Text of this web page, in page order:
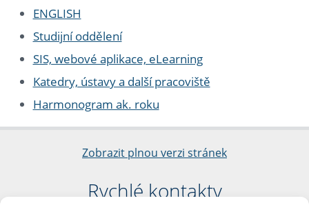
ENGLISH
Studijní oddělení
SIS, webové aplikace, eLearning
Katedry, ústavy a další pracoviště
Harmonogram ak. roku
Zobrazit plnou verzi stránek
Rychlé kontakty